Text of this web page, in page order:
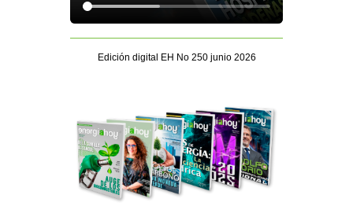
Edición digital EH No 250 junio 2026